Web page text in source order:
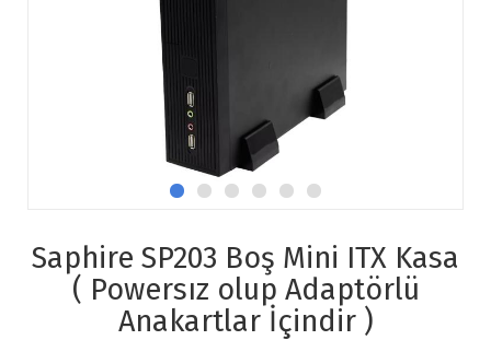
Saphire SP203 Boş Mini ITX Kasa
( Powersız olup Adaptörlü
Anakartlar İçindir )